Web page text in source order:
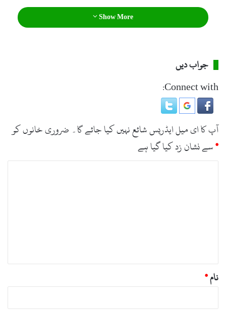
Show More
جواب دیں
Connect with:
آپ کا ای میل ایڈریس شائع نہیں کیا جائے گا۔ ضروری خانوں کو
*سے نشان زد کیا گیا ہے
نام*